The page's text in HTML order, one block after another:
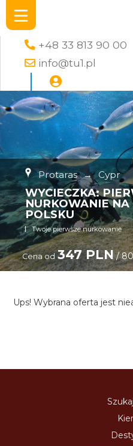
+48 33 813 90 00
info@tu1.pl
Protaras → Cypr
WYCIECZKA:
NURKOWANIE NA
POLSKU
Twoje pierwsze nurkowanie
Cena od 347 PLN/
Ups! Wybrana oferta jest